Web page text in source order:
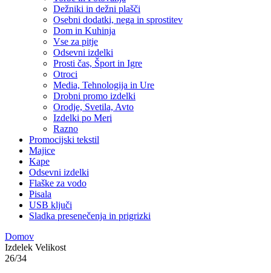
Dežniki in dežni plašči
Osebni dodatki, nega in sprostitev
Dom in Kuhinja
Vse za pitje
Odsevni izdelki
Prosti čas, Šport in Igre
Otroci
Media, Tehnologija in Ure
Drobni promo izdelki
Orodje, Svetila, Avto
Izdelki po Meri
Razno
Promocijski tekstil
Majice
Kape
Odsevni izdelki
Flaške za vodo
Pisala
USB ključi
Sladka presenečenja in prigrizki
Domov
Izdelek Velikost
26/34